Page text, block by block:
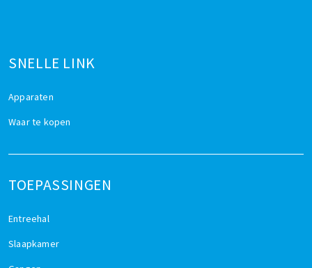
SNELLE LINK
Apparaten
Waar te kopen
TOEPASSINGEN
Entreehal
Slaapkamer